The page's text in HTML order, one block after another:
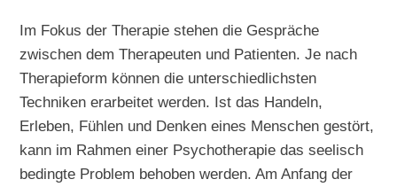
Im Fokus der Therapie stehen die Gespräche
zwischen dem Therapeuten und Patienten. Je nach
Therapieform können die unterschiedlichsten
Techniken erarbeitet werden. Ist das Handeln,
Erleben, Fühlen und Denken eines Menschen gestört,
kann im Rahmen einer Psychotherapie das seelisch
bedingte Problem behoben werden. Am Anfang der